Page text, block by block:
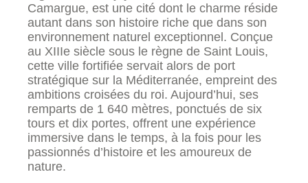
Camargue, est une cité dont le charme réside
autant dans son histoire riche que dans son
environnement naturel exceptionnel. Conçue
au XIIIe siècle sous le règne de Saint Louis,
cette ville fortifiée servait alors de port
stratégique sur la Méditerranée, empreint des
ambitions croisées du roi. Aujourd’hui, ses
remparts de 1 640 mètres, ponctués de six
tours et dix portes, offrent une expérience
immersive dans le temps, à la fois pour les
passionnés d’histoire et les amoureux de
nature.